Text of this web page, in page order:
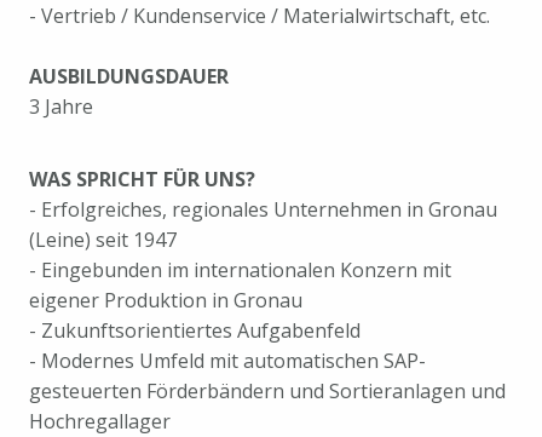
- Vertrieb / Kundenservice / Materialwirtschaft, etc.
AUSBILDUNGSDAUER
3 Jahre
WAS SPRICHT FÜR UNS?
- Erfolgreiches, regionales Unternehmen in Gronau
(Leine) seit 1947
- Eingebunden im internationalen Konzern mit
eigener Produktion in Gronau
- Zukunftsorientiertes Aufgabenfeld
- Modernes Umfeld mit automatischen SAP-
gesteuerten Förderbändern und Sortieranlagen und
Hochregallager